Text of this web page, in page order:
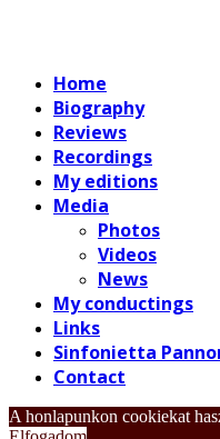
Home
Biography
Reviews
Recordings
My editions
Media
Photos
Videos
News
My conductings
Links
Sinfonietta
Contact
A honlapunkon cookiekat